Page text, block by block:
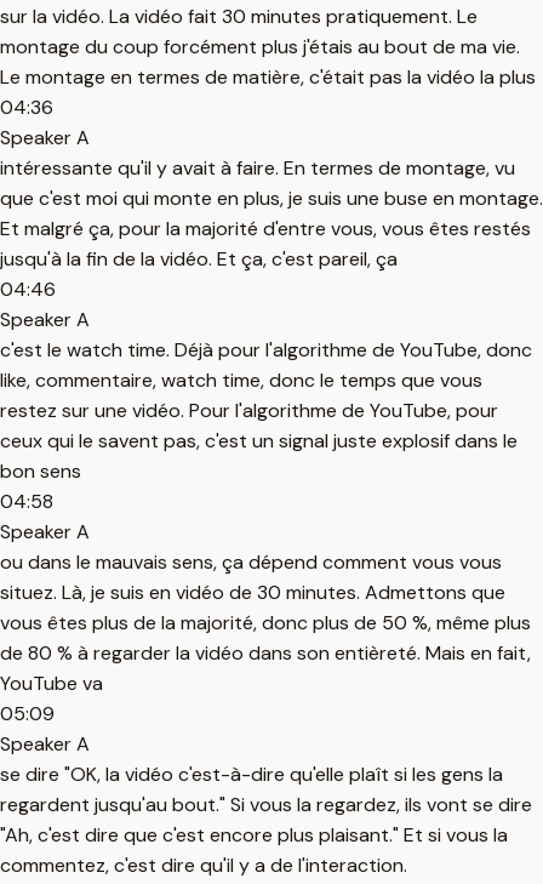
sur la vidéo. La vidéo fait 30 minutes pratiquement. Le
montage du coup forcément plus j'étais au bout de ma vie.
Le montage en termes de matière, c'était pas la vidéo la plus
04:36
Speaker A
intéressante qu'il y avait à faire. En termes de montage, vu
que c'est moi qui monte en plus, je suis une buse en montage.
Et malgré ça, pour la majorité d'entre vous, vous êtes restés
jusqu'à la fin de la vidéo. Et ça, c'est pareil, ça
04:46
Speaker A
c'est le watch time. Déjà pour l'algorithme de YouTube, donc
like, commentaire, watch time, donc le temps que vous
restez sur une vidéo. Pour l'algorithme de YouTube, pour
ceux qui le savent pas, c'est un signal juste explosif dans le
bon sens
04:58
Speaker A
ou dans le mauvais sens, ça dépend comment vous vous
situez. Là, je suis en vidéo de 30 minutes. Admettons que
vous êtes plus de la majorité, donc plus de 50 %, même plus
de 80 % à regarder la vidéo dans son entièreté. Mais en fait,
YouTube va
05:09
Speaker A
se dire "OK, la vidéo c'est-à-dire qu'elle plaît si les gens la
regardent jusqu'au bout." Si vous la regardez, ils vont se dire
"Ah, c'est dire que c'est encore plus plaisant." Et si vous la
commentez, c'est dire qu'il y a de l'interaction.